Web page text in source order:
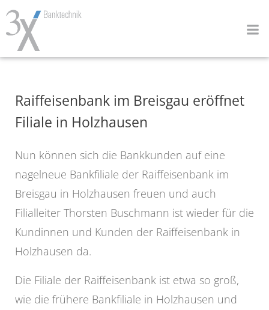
Raiffeisenbank im Breisgau eröffnet
Filiale in Holzhausen
Nun können sich die Bankkunden auf eine
nagelneue Bankfiliale der Raiffeisenbank im
Breisgau in Holzhausen freuen und auch
Filialleiter Thorsten Buschmann ist wieder für die
Kundinnen und Kunden der Raiffeisenbank in
Holzhausen da.
Die Filiale der Raiffeisenbank ist etwa so groß,
wie die frühere Bankfiliale in Holzhausen und